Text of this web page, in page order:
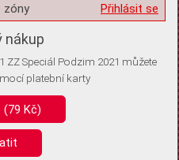
volitelných informací
ukládat žádné informace
ale požádali o souhlas s
Přihlásit se
zóny
nákup
ZZ Speciál Podzim 2021 můžete
platební karty
(79 Kč)